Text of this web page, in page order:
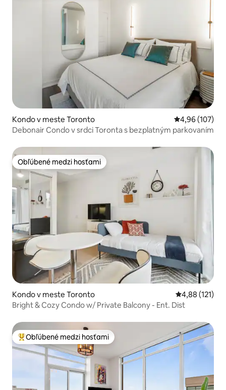
Kondo v meste Toronto Priemerné
4,96 (107)
Debonair Condo v srdci Toronta s bezplatným parkovaním
Obľúbené medzi hosťami
Obľúbené medzi hosťami
Kondo v meste Toronto Priemerné
4,88 (121)
Bright & Cozy Condo w/ Private Balcony - Ent. Dist
Najobľúbenejšie medzi hosťami
Obľúbené medzi hosťami